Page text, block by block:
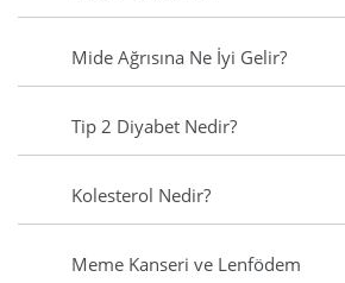
Mide Ağrısına Ne İyi Gelir?
Tip 2 Diyabet Nedir?
Kolesterol Nedir?
Meme Kanseri ve Lenfödem